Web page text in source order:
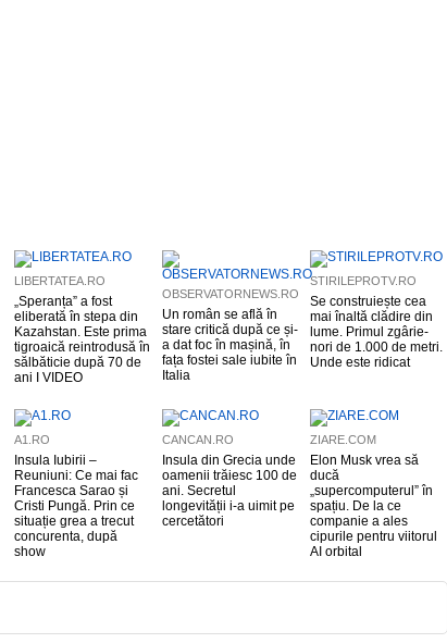
LIBERTATEA.RO
„Speranța” a fost
eliberată în stepa din
Kazahstan. Este prima
tigroaică reintrodusă în
sălbăticie după 70 de
ani I VIDEO
OBSERVATORNEWS.RO
Un român se află în
stare critică după ce și-
a dat foc în mașină, în
fața fostei sale iubite în
Italia
STIRILEPROTV.RO
Se construiește cea
mai înaltă clădire din
lume. Primul zgârie-
nori de 1.000 de metri.
Unde este ridicat
A1.RO
Insula Iubirii –
Reuniuni: Ce mai fac
Francesca Sarao și
Cristi Pungă. Prin ce
situație grea a trecut
concurenta, după
show
CANCAN.RO
Insula din Grecia unde
oamenii trăiesc 100 de
ani. Secretul
longevității i-a uimit pe
cercetători
ZIARE.COM
Elon Musk vrea să
ducă
„supercomputerul” în
spațiu. De la ce
companie a ales
cipurile pentru viitorul
AI orbital